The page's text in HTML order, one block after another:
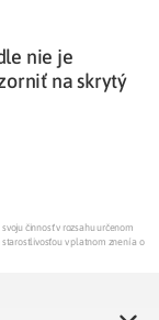
nie je
na skrytý
činnosť v rozsahu určenom
v platnom znení a o